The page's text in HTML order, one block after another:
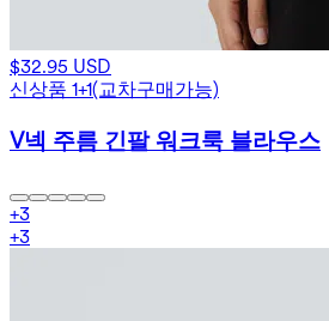
$32.95 USD
신상품 1+1(교차구매가능)
V넥 주름 긴팔 워크룩 블라우스
+3
+3